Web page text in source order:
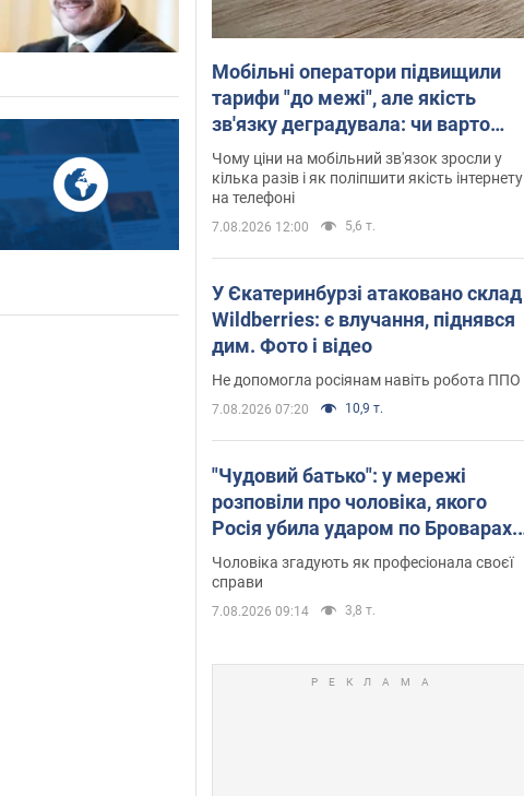
Мобільні оператори підвищили
тарифи "до межі", але якість
зв'язку деградувала: чи варто
скаржитись на ціни
Чому ціни на мобільний зв'язок зросли у
кілька разів і як поліпшити якість інтернету
на телефоні
7.08.2026 12:00 5,6 т.
У Єкатеринбурзі атаковано склад
Wildberries: є влучання, піднявся
дим. Фото і відео
Не допомогла росіянам навіть робота ППО
7.08.2026 07:20 10,9 т.
"Чудовий батько": у мережі
розповіли про чоловіка, якого
Росія убила ударом по Броварах.
Фото
Чоловіка згадують як професіонала своєї
справи
7.08.2026 09:14 3,8 т.